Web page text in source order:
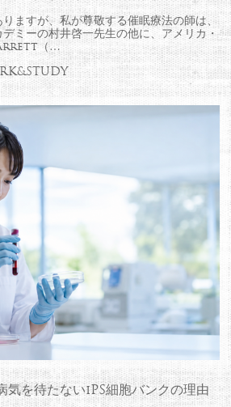
ますが、私が尊敬する催眠療法の師は、
ミーの村井啓一先生の他に、アメリカ・
（…
気を待たないiPS細胞バンクの理由